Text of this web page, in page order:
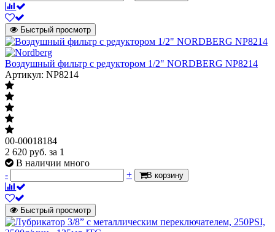
Быстрый просмотр
Воздушный фильтр с редуктором 1/2" NORDBERG NP8214
Артикул: NP8214
00-00018184
2 620 руб. за 1
В наличии много
-
+ В корзину
Быстрый просмотр